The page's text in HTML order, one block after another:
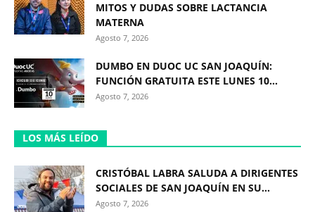
MITOS Y DUDAS SOBRE LACTANCIA
MATERNA
Agosto 7, 2026
DUMBO EN DUOC UC SAN JOAQUÍN:
FUNCIÓN GRATUITA ESTE LUNES 10...
Agosto 7, 2026
LOS MÁS LEÍDO
CRISTÓBAL LABRA SALUDA A DIRIGENTES
SOCIALES DE SAN JOAQUÍN EN SU...
Agosto 7, 2026